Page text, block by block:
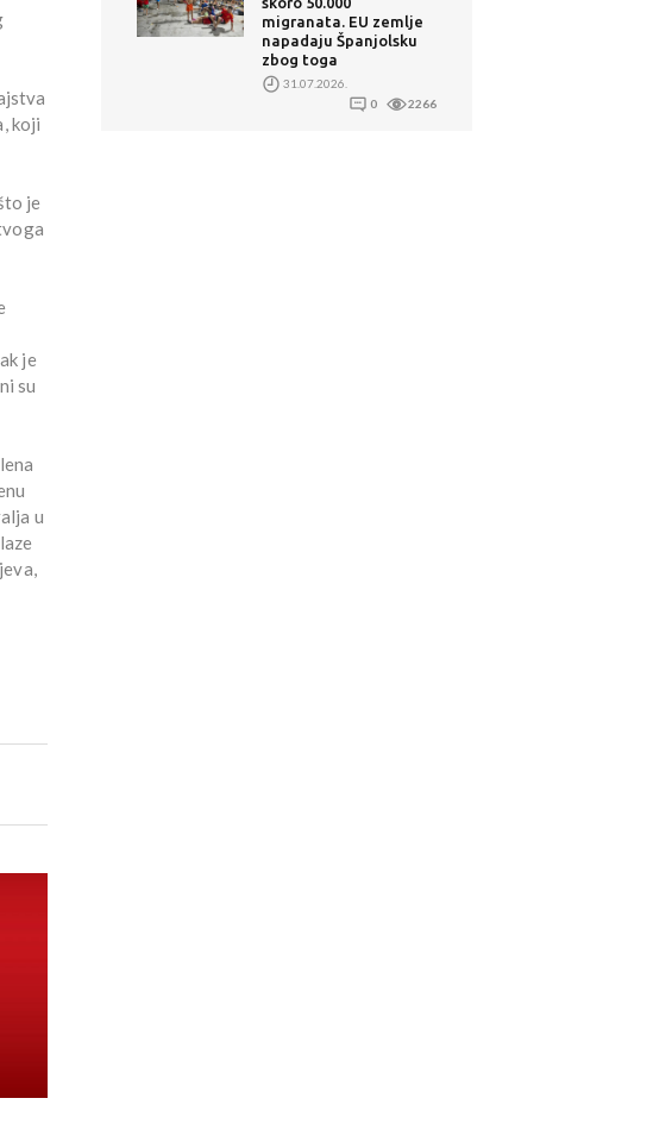
koji
je
je
su
u
migranata. EU zemlje
napadaju Španjolsku
zbog toga
31.07.2026.
0
2266